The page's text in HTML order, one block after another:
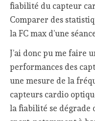
fiabilité du capteur
Comparer des
la FC max d’une
J’ai donc pu me faire
performances des
une mesure de la
capteurs cardio
la fiabilité se dégrade